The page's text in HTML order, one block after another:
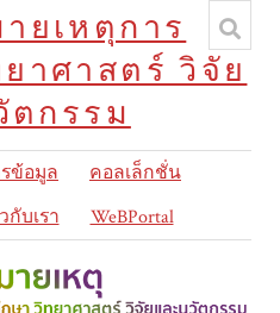
ยเหตุการ
าศาสตร์ วิจัย
ตกรรม
ข้อมูล
คอลเล็กชั่น
กับเรา WeBPortal